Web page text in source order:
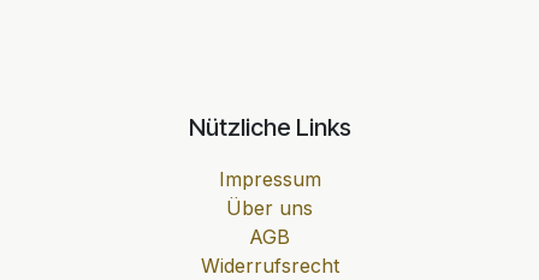
Nützliche Links
Impressum
Über uns
AGB
Widerrufsrecht